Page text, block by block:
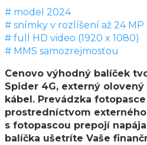
# model 2024
# snímky v rozlíšení až 24 MP
# full HD video (1920 x 1080)
# MMS samozrejmosťou
Cenovo výhodný balíček
Spider 4G, externý
kábel. Prevádzka
prostredníctvom
s fotopascou prepojí
balíčka ušetríte Vaše